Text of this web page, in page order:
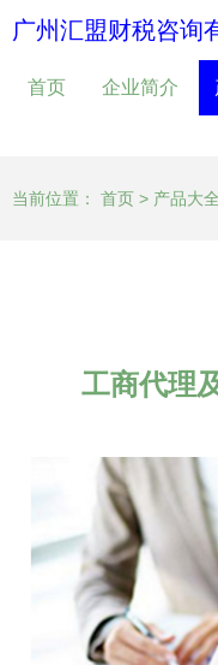
广州汇盟财税咨询
首页 企业简介
当前位置： 首页 > 产品大全
工商代理